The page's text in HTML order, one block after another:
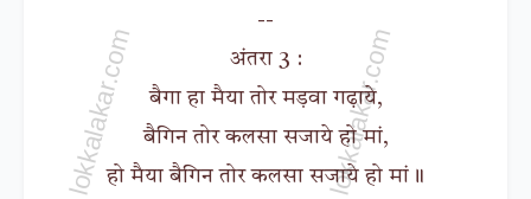
--
अंतरा 3 :
बैगा हा मैया तोर मड़वा गढ़ाये,
बैगिन तोर कलसा सजाये हो मां,
हो मैया बैगिन तोर कलसा सजाये हो मां॥